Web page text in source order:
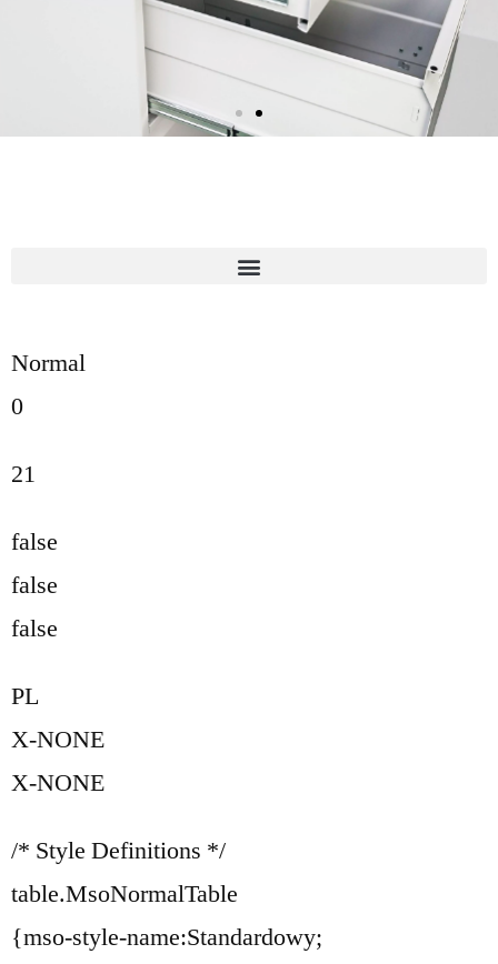
Normal
0
21
false
false
false
PL
X-NONE
X-NONE
/* Style Definitions */
table.MsoNormalTable
{mso-style-name:Standardowy;